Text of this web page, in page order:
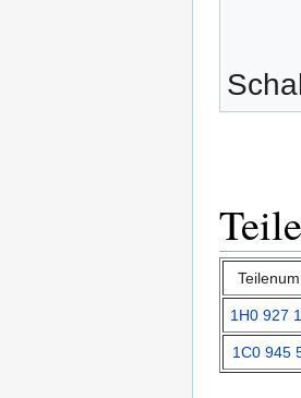
1H0 927
1C0 945